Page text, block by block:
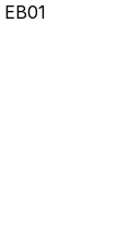
EB01